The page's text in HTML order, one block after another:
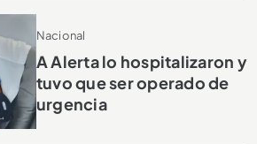
Nacional
A Alerta lo hospitalizaron y
tuvo que ser operado de
urgencia